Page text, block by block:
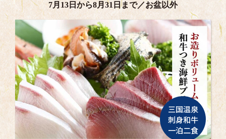
7月13日から8月31日まで／お盆以外
三国温泉
刺身和牛
一泊二食